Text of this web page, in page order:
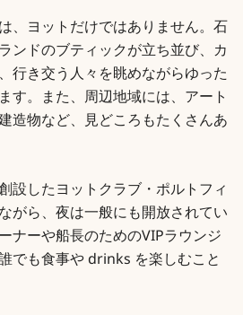
、ヨットだけではありません。石
ンドのブティックが立ち並び、カ
行き交う人々を眺めながらゆった
す。また、周辺地域には、アート
造物など、見どころもたくさんあ
設したヨットクラブ・ポルトフィ
がら、夜は一般にも開放されてい
ナーや船長のためのVIPラウンジ
でも食事や drinks を楽しむこと